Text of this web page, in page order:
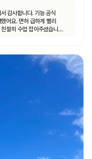
감사합니다. 기능 공식
하게 빨리
절히 수업 잡아주셨습니다.